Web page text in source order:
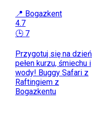
📍 Bogazkent
4.7
🕒 7
Przygotuj się na dzień
pełen kurzu, śmiechu i
wody! Buggy Safari z
Raftingiem z
Bogazkentu